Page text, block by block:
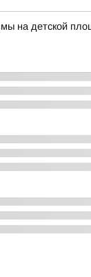
на детской